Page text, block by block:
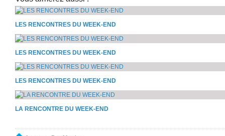
LES RENCONTRES DU WEEK-END
LES RENCONTRES DU WEEK-END
LES RENCONTRES DU WEEK-END
LA RENCONTRE DU WEEK-END